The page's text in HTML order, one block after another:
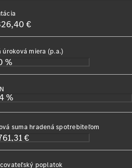
€
úroková miera (p.a.)
suma hradená spotrebiteľom
poplatok